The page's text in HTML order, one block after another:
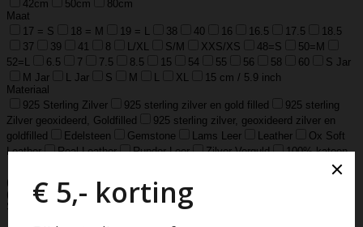
42cm 50cm
80cm
Maat
17 = S
18 = M 19 = L 38 40 16 16.5 17.5
18.5
37
39 41 8 L/XL S/M XXS/XS 48=S
50=M
52=L
6.5 7 7.5 8.5 15 54 55 56 58 60
S Jar
M Jar
L Jar S M L XL
15 cm / 5.9 inch
Materiaal
925 Sterling Zilver
925 sterling zilver en gold filled
925 sterling
Zilver geoxideerd, Goldfilled
925 sterling zilver, geoxideerd zilver en
goldfilled
Edelsteen Gemstone Lams Leer Leather
Ox Soft
Leather
Real Leather Runder Leer Zilver Verguld
100% katoen
Leer, Verzilverd
(30 micron)
Parelmoer Teddy
(15 micron)
Soort